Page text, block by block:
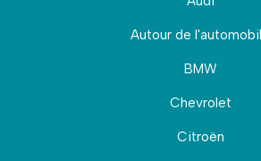
Autour de
BMW
Chevrolet
Citroën